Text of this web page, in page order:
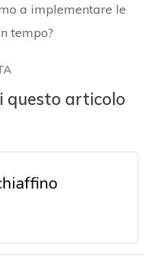
a implementare le
tempo?
questo articolo